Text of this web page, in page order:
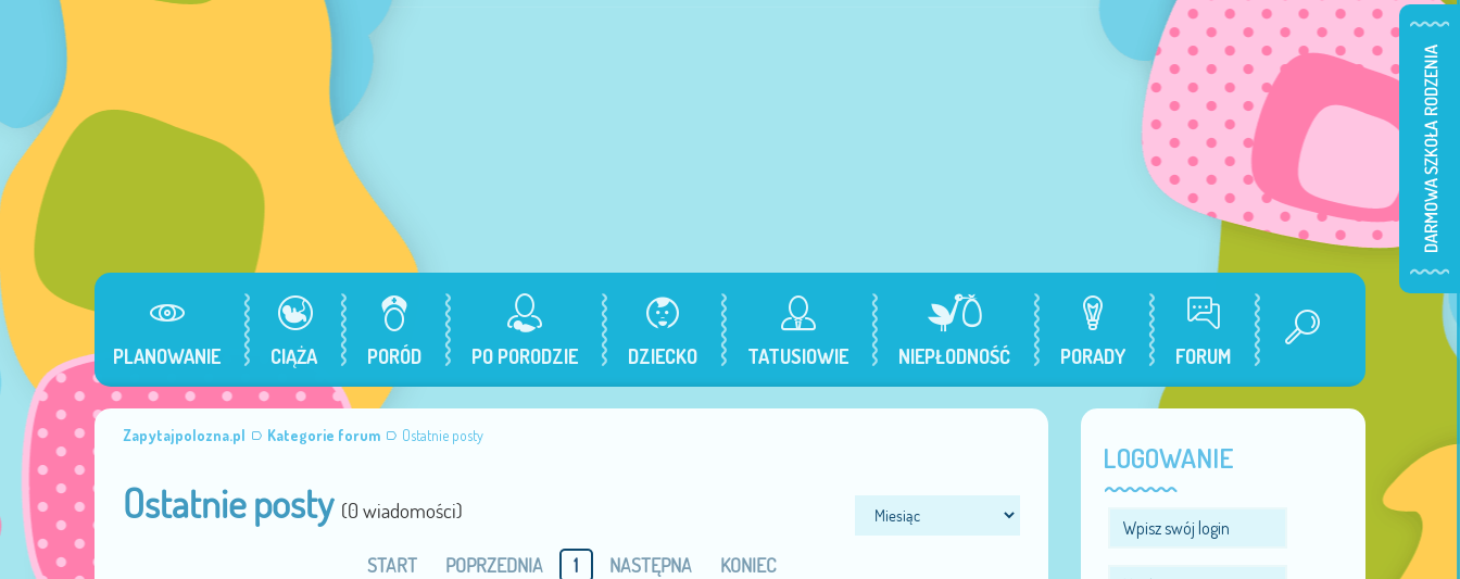
PLANOWANIE CIĄŻA PORÓD PO PORODZIE DZIECKO TATUSIOWIE NIEPŁODNOŚĆ PORADY FORUM
Zapytajpolozna.pl Kategorie forum Ostatnie posty
Ostatnie posty (0 wiadomości)
START POPRZEDNIA 1 NASTĘPNA KONIEC
LOGOWANIE